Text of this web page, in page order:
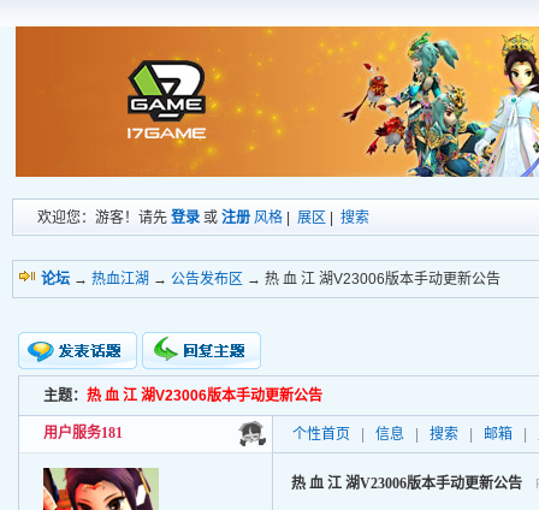
欢迎您：游客！请先 登录 或 注册 风格 展区 搜索
论坛 → 热血江湖 → 公告发布区 → 热 血 江 湖V23006版本手动更新公告
新的主题
投票帖
小字报
主题： 热 血 江 湖V23006版本手动更新公告
用户服务181 个性首页 信息 搜索 邮箱
热 血 江 湖V23006版本手动更新公告